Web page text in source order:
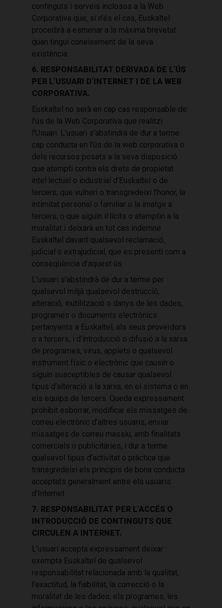
continguts i serveis inclosos a la Web
Corporativa que, si n’és el cas, Euskaltel
procedirà a esmenar a la màxima brevetat
quan tingui coneixement de la seva
existència.
6. RESPONSABILITAT DERIVADA DE L’ÚS
PER L’USUARI D’INTERNET I DE LA WEB
CORPORATIVA.
Euskaltel no serà en cap cas responsable de
l’ús de la Web Corporativa que realitzi
l’Usuari. L’usuari s’abstindrà de dur a terme
cap conducta en l’ús de la web corporativa o
dels recursos posats a la seva disposició
que atempti contra els drets de propietat
intel·lectual o industrial d’Euskaltel o de
tercers, que vulneri o transgredeixi l’honor, la
intimitat personal o familiar o la imatge a
tercers, o que siguin il·lícits o atemptin a la
moralitat i deixarà en tot cas indemne
Euskaltel davant qualsevol reclamació,
judicial o extrajudicial, que es presenti com a
conseqüència d’aquest ús.
L’usuari s’abstindrà de dur a terme per
qualsevol mitjà qualsevol destrucció,
alteració, inutilització o danys de les dades,
programes o documents electrònics
pertanyents a Euskaltel, als seus proveïdors
o a tercers, i d’introducció o difusió a la xarxa
de programes, virus, applets o qualsevol
instrument físic o electrònic que causin o
siguin susceptibles de causar qualsevol
tipus d’alteració a la xarxa, en el sistema o en
els equips de tercers. Queda expressament
prohibit esborrar, modificar els missatges de
correu electrònic d’altres usuaris, enviar
missatges de correu massiu, amb finalitats
comercials o publicitàries, i dur a terme
qualsevol tipus d’activitat o pràctica que
transgredeixi els principis de bona conducta
acceptats generalment entre els usuaris
d’Internet.
7. RESPONSABILITAT PER L’ACCÉS O
INTRODUCCIÓ DE CONTINGUTS QUE
CIRCULEN A INTERNET.
L’usuari accepta expressament deixar
exempta Euskaltel de qualsevol
responsabilitat relacionada amb la qualitat,
l’exactitud, la fiabilitat, la correcció o la
moralitat de les dades, els programes, les